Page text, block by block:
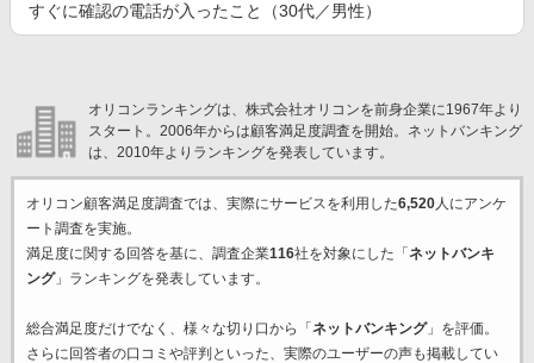
すぐに確認の電話が入ったこと（30代／男性）
オリコンランキングは、株式会社オリコンを前身企業に1967年より
スタート。2006年からは顧客満足度調査を開始。ネットバンキング
は、2010年よりランキングを発表しています。
オリコン顧客満足度調査では、実際にサービスを利用した6,520人にアンケ
ート調査を実施。
満足度に関する回答を基に、調査企業116社を対象にした「 ネットバンキ
ング」ランキングを発表しています。
総合満足度だけでなく、様々な切り口から「 ネットバンキング」を評価。
さらに回答者の口コミや評判といった、実際のユーザーの声も掲載してい